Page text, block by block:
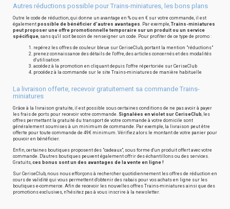
Autres réductions possible pour Trains-miniatures, les bons plans
Outre le code de réduction, qui donne un avantage en % ou en € sur votre commande, il est
également possible de bénéficier d'autres avantages. Par exemple,Trains-miniatures
peut proposer une offre promotionnelle temporaire sur un produit ou un service
spécifique, sans qu'il soit besoin de renseigner un code. Pour profiter de ce type de promo :
repérez les offres de couleur bleue sur CeriseClub, portant la mention "réductions"
prenez connaissance des détails de l'offre, des articles concernés et des modalités
d'utilisation
accédez à la promotion en cliquant depuis l'offre répertoriée sur CeriseClub
procédez à la commande sur le site Trains-miniatures de manière habituelle
La livraison offerte, recevoir gratuitement sa commande Trains-
miniatures
Grâce à la livraison gratuite, il est possible sous certaines conditions de ne pas avoir à payer
les frais de ports pour recevoir votre commande. Signalées en violet sur CeriseClub, les
offres permettant la gratuité du transport de votre commande à votre domicile sont
généralement soumises à un minimum de commande. Par exemple, la livraison peut être
offerte pour toute commande de 49€ minimum. Vérifiez alors le montant de votre panier pour
pouvoir en bénéficier.
Enfin, certaines boutiques proposent des "cadeaux", sous forme d'un produit offert avec votre
commande. D'autres boutiques peuvent également offrir des échantillons ou des services.
Gratuits, ces bonus sont un des avantages de la vente en ligne !
Sur CeriseClub, nous nous efforçons à rechercher quotidiennement les offres de réduction en
cours de validité qui vous permettent d'obtenir des rabais pour vos achats en ligne sur les
boutiques e-commerce. Afin de recevoir les nouvelles offres Trains-miniatures ainsi que des
promotions exclusives, n'hésitez pas à vous inscrire à la newsletter.